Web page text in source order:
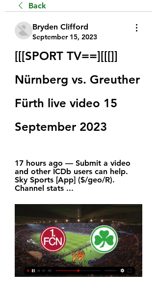
Back
Bryden Clifford
September 15, 2023
[[[SPORT TV==][[[]]
Nürnberg vs. Greuther
Fürth live video 15
September 2023
17 hours ago — Submit a video
and other ICDb users can help.
Sky Sports [App] ($/geo/R).
Channel stats ...